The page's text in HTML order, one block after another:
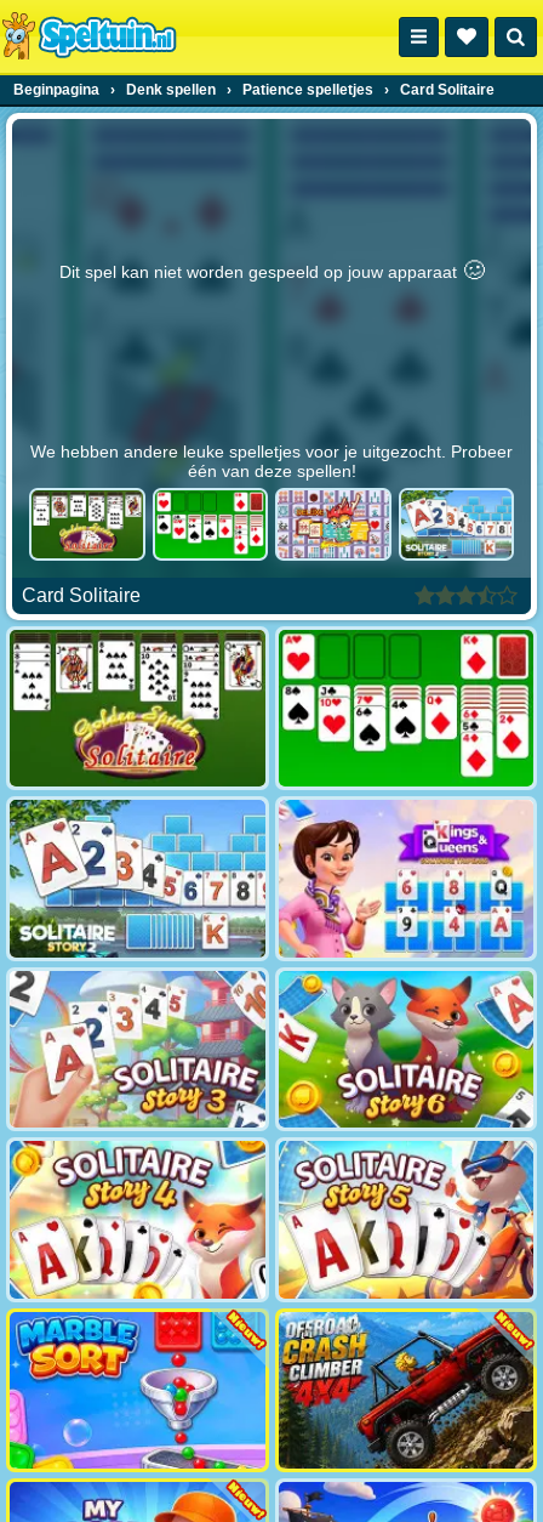
Beginpagina › Denk spellen › Patience spelletjes › Card Solitaire
Dit spel kan niet worden gespeeld op jouw apparaat 🥴️
We hebben andere leuke spelletjes voor je uitgezocht. Probeer
één van deze spellen!
Card Solitaire